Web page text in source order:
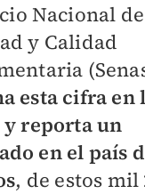
Nacional
y Calidad
esta cifra en
reporta un
en el país
, de estos mil